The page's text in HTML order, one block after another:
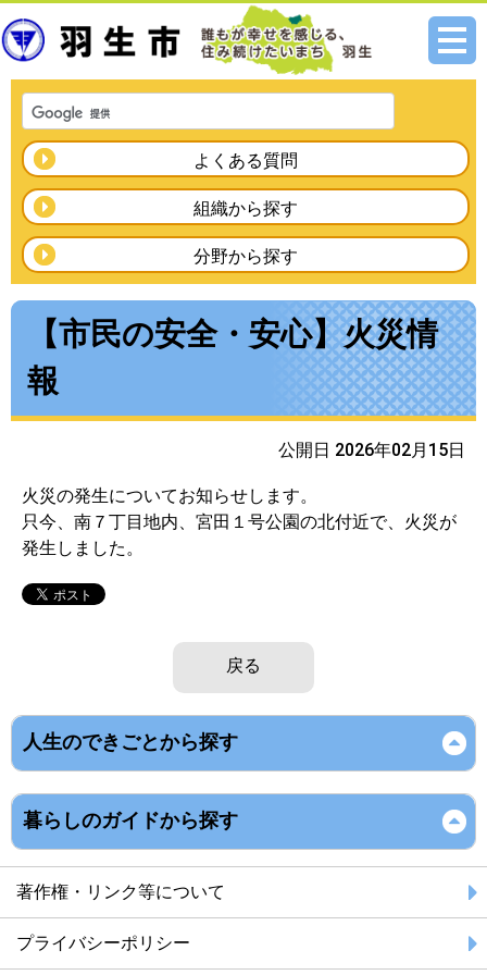
メニ
よくある質問
組織から探す
分野から探す
【市民の安全・安心】火災情
報
公開日 2026年02月15日
火災の発生についてお知らせします。
只今、南７丁目地内、宮田１号公園の北付近で、火災が
発生しました。
戻る
人生のできごとから探す
暮らしのガイドから探す
著作権・リンク等について
プライバシーポリシー